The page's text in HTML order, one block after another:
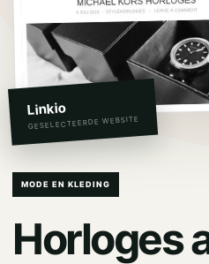
Linkio
GESELECTEERDE WEBSITE
MODE EN KLEDING
Horloges